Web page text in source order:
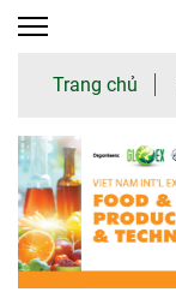
×
Trang
chủ
Giới
thiệu
chung
Trang chủ